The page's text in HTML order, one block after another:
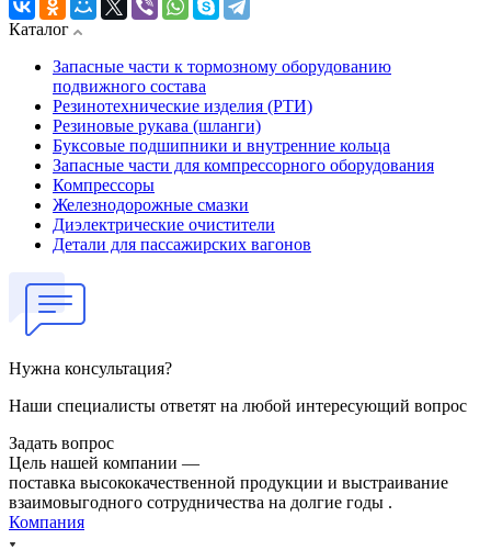
Каталог
Запасные части к тормозному оборудованию
подвижного состава
Резинотехнические изделия (РТИ)
Резиновые рукава (шланги)
Буксовые подшипники и внутренние кольца
Запасные части для компрессорного оборудования
Компрессоры
Железнодорожные смазки
Диэлектрические очистители
Детали для пассажирских вагонов
Нужна консультация?
Наши специалисты ответят на любой интересующий вопрос
Задать вопрос
Цель нашей компании —
поставка высококачественной продукции и выстраивание
взаимовыгодного сотрудничества на долгие годы .
Компания